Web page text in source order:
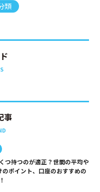
類
事
つ持つのが適正？世間の平均や
のポイント、口座のおすすめの